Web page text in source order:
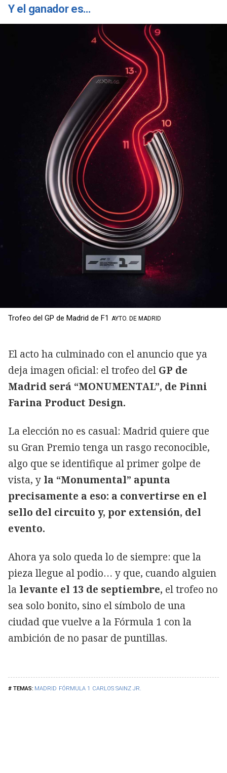
MADRID FÓRMULA 1 CARLOS SAINZ JR.
Y el ganador es…
Trofeo del GP de Madrid de F1 AYTO. DE MADRID
El acto ha culminado con el anuncio que ya
deja imagen oficial: el trofeo del GP de
Madrid será “MONUMENTAL”, de Pinni
Farina Product Design.
La elección no es casual: Madrid quiere que
su Gran Premio tenga un rasgo reconocible,
algo que se identifique al primer golpe de
vista, y la “Monumental” apunta
precisamente a eso: a convertirse en el
sello del circuito y, por extensión, del
evento.
Ahora ya solo queda lo de siempre: que la
pieza llegue al podio… y que, cuando alguien
la levante el 13 de septiembre, el trofeo no
sea solo bonito, sino el símbolo de una
ciudad que vuelve a la Fórmula 1 con la
ambición de no pasar de puntillas.